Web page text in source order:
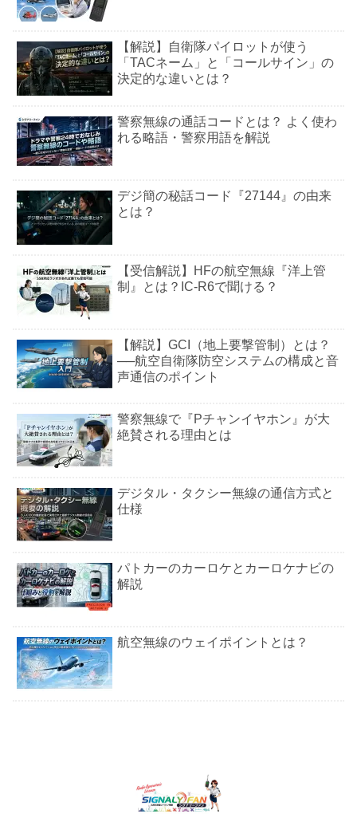
【解説】自衛隊パイロットが使う
「TACネーム」と「コールサイン」の
決定的な違いとは？
警察無線の通話コードとは？ よく使わ
れる略語・警察用語を解説
デジ簡の秘話コード『27144』の由来
とは？
【受信解説】HFの航空無線『洋上管
制』とは？IC-R6で聞ける？
【解説】GCI（地上要撃管制）とは？
──航空自衛隊防空システムの構成と音
声通信のポイント
警察無線で『Pチャンイヤホン』が大
絶賛される理由とは
デジタル・タクシー無線の通信方式と
仕様
パトカーのカーロケとカーロケナビの
解説
航空無線のウェイポイントとは？